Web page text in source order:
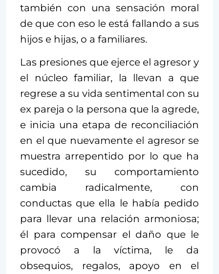
también con una sensación moral
de que con eso le está fallando a sus
hijos e hijas, o a familiares.
Las presiones que ejerce el agresor y
el núcleo familiar, la llevan a que
regrese a su vida sentimental con su
ex pareja o la persona que la agrede,
e inicia una etapa de reconciliación
en el que nuevamente el agresor se
muestra arrepentido por lo que ha
sucedido, su comportamiento
cambia radicalmente, con
conductas que ella le había pedido
para llevar una relación armoniosa;
él para compensar el daño que le
provocó a la víctima, le da
obsequios, regalos, apoyo en el